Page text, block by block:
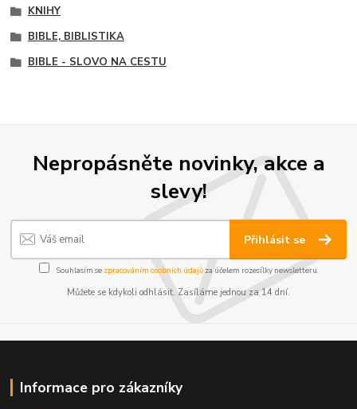
KNIHY
BIBLE, BIBLISTIKA
BIBLE - SLOVO NA CESTU
Nepropásněte novinky, akce a
slevy!
Přihlásit se
Souhlasím se zpracováním osobních údajůza účelem rozesílky newsletteru.
Můžete se kdykoli odhlásit. Zasíláme jednou za 14 dní.
Informace pro zákazníky